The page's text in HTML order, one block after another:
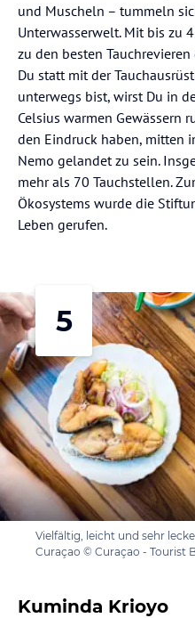
und Muscheln – tummeln
Unterwasserwelt. Mit bis zu
zu den besten
Du statt mit der
unterwegs bist, wirst Du in
Celsius warmen Gewässern
den Eindruck haben, mitten
Nemo gelandet zu sein.
mehr als 70 Tauchstellen.
Ökosystems wurde die
Leben gerufen.
5
Vielfältig, leicht und sehr
Curaçao © Curaçao - Tourist
Kuminda Krioyo